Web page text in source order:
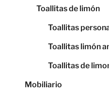
Toallitas de limón
Toallitas
Toallitas limón
Toallitas de
Mobiliario